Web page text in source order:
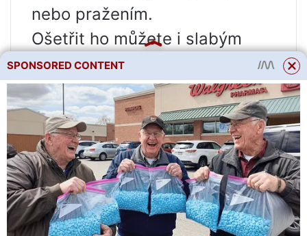
nebo pražením.
Ošetřit ho můžete i slabým
roztokem manganu.
SPONSORED CONTENT